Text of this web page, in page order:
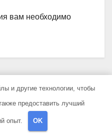
вам необходимо
и другие технологии, чтобы
предоставить лучший
опыт. OK